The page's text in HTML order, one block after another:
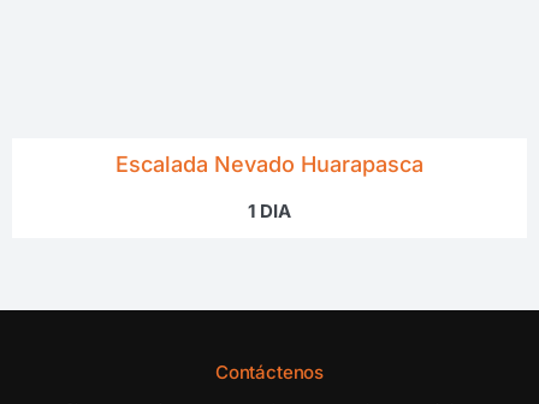
Escalada Nevado Huarapasca
1 DIA
Contáctenos